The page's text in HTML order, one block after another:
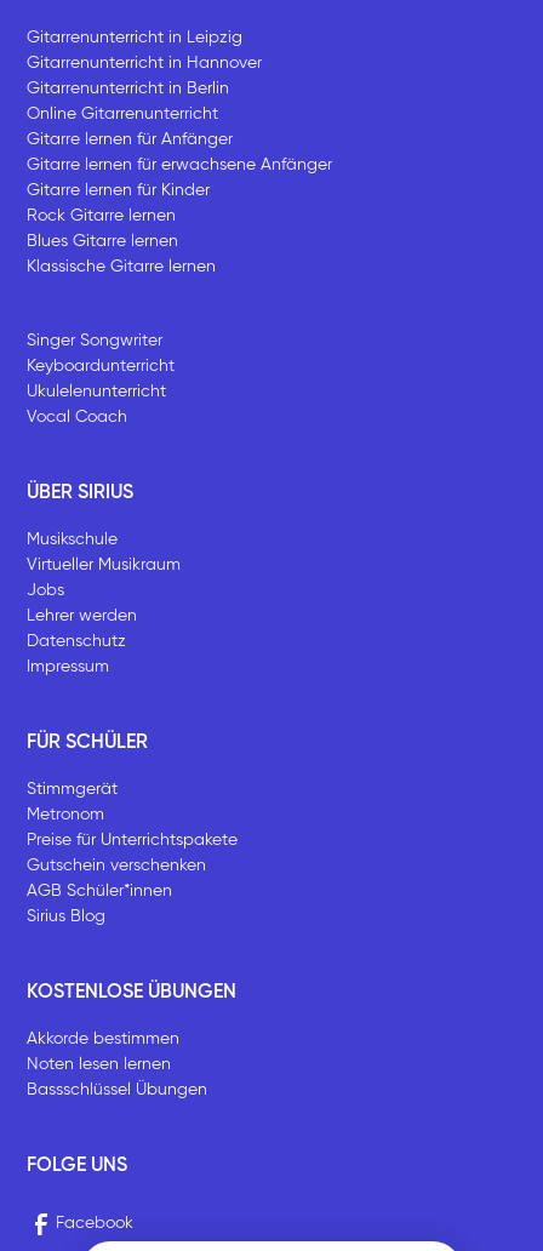
Gitarrenunterricht in Leipzig
Gitarrenunterricht in Hannover
Gitarrenunterricht in Berlin
Online Gitarrenunterricht
Gitarre lernen für Anfänger
Gitarre lernen für erwachsene Anfänger
Gitarre lernen für Kinder
Rock Gitarre lernen
Blues Gitarre lernen
Klassische Gitarre lernen
Singer Songwriter
Keyboardunterricht
Ukulelenunterricht
Vocal Coach
ÜBER SIRIUS
Musikschule
Virtueller Musikraum
Jobs
Lehrer werden
Datenschutz
Impressum
FÜR SCHÜLER
Stimmgerät
Metronom
Preise für Unterrichtspakete
Gutschein verschenken
AGB Schüler*innen
Sirius Blog
KOSTENLOSE ÜBUNGEN
Akkorde bestimmen
Noten lesen lernen
Bassschlüssel Übungen
FOLGE UNS
Facebook